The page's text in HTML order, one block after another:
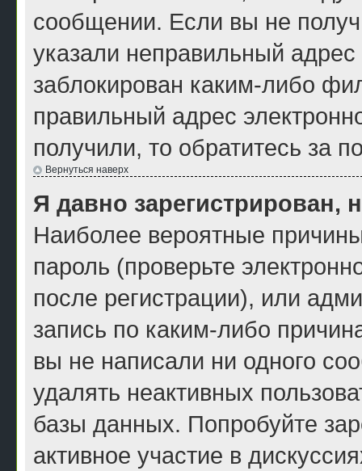
сообщении. Если вы не
указали неправильный
заблокирован каким-либо
правильный адрес
получили, то обратитесь за
Вернуться наверх
Я давно зарегистрирован,
Наиболее вероятные
пароль (проверьте
после регистрации), или
запись по каким-либо
вы не написали ни одного
удалять неактивных
базы данных. Попробуйте
активное участие в